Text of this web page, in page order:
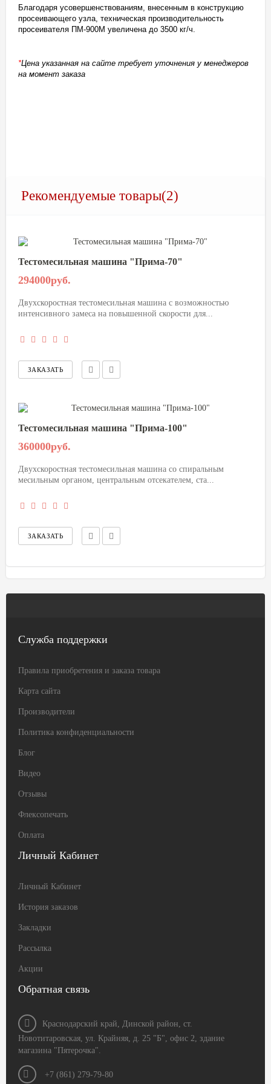
Благодаря усовершенствованиям, внесенным в конструкцию
просеивающего узла, техническая производительность
просеивателя ПМ-900М увеличена до 3500 кг/ч.
*Цена указанная на сайте требует уточнения у менеджеров
на момент заказа
Рекомендуемые товары(2)
Тестомесильная машина "Прима-70"
294000руб.
Двухскоростная тестомесильная машина с возможностью
интенсивного замеса на повышенной скорости для...
Тестомесильная машина "Прима-100"
360000руб.
Двухскоростная тестомесильная машина со спиральным
месильным органом, центральным отсекателем, ста...
Служба поддержки
Правила приобретения и заказа товара
Карта сайта
Производители
Политика конфиденциальности
Блог
Видео
Отзывы
Флексопечать
Оплата
Личный Кабинет
Личный Кабинет
История заказов
Закладки
Рассылка
Акции
Обратная связь
Краснодарский край, Динской район, ст.
Новотитаровская, ул. Крайняя, д. 25 "Б", офис 2, здание
магазина "Пятерочка".
+7 (861) 279-79-80